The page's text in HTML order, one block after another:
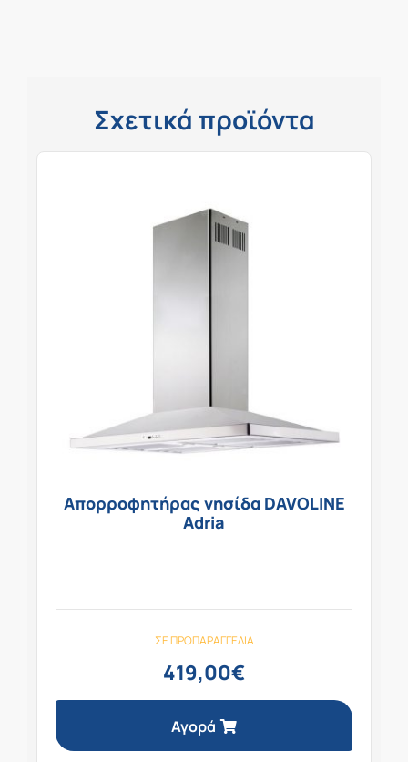
Σχετικά προϊόντα
Απορροφητήρας νησίδα DAVOLINE
Adria
ΣΕ ΠΡΟΠΑΡΑΓΓΕΛΊΑ
419,00€
Αγορά